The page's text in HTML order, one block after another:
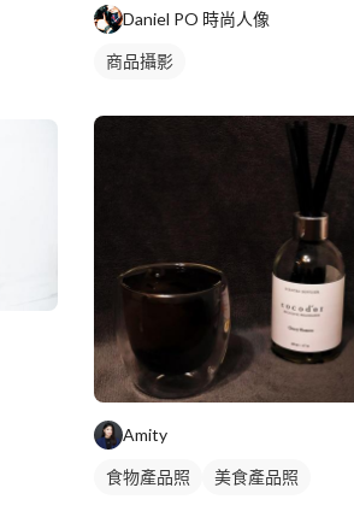
Daniel PO 時尚人像
商品攝影
Amity
食物產品照 美食產品照